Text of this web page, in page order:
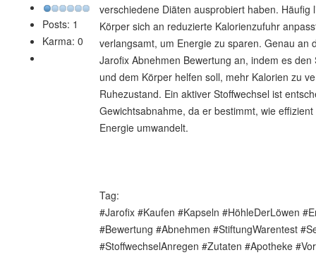
Posts: 1
Karma: 0
verschiedene Diäten ausprobiert haben. Häufig
Körper sich an reduzierte Kalorienzufuhr
verlangsamt, um Energie zu sparen. Genau an
Jarofix Abnehmen Bewertung an, indem es den
und dem Körper helfen soll, mehr Kalorien zu
Ruhezustand. Ein aktiver Stoffwechsel ist
Gewichtsabnahme, da er bestimmt, wie
Energie umwandelt.
Tag:
#Jarofix #Kaufen #Kapseln #HöhleDerLöwen
#Bewertung #Abnehmen #StiftungWarentest
#StoffwechselAnregen #Zutaten #Apotheke